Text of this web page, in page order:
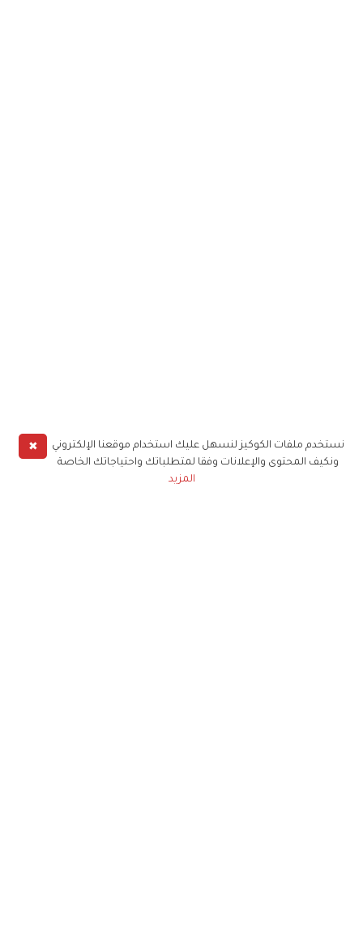
✖
نستخدم ملفات الكوكيز لنسهل عليك استخدام موقعنا الإلكتروني
ونكيف المحتوى والإعلانات وفقا لمتطلباتك واحتياجاتك الخاصة
المزيد